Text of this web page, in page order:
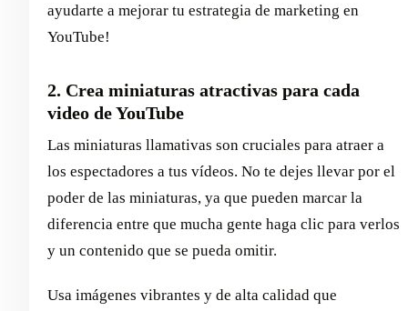
ayudarte a mejorar tu estrategia de marketing en
YouTube!
2. Crea miniaturas atractivas para cada
video de YouTube
Las miniaturas llamativas son cruciales para atraer a
los espectadores a tus vídeos. No te dejes llevar por el
poder de las miniaturas, ya que pueden marcar la
diferencia entre que mucha gente haga clic para verlos
y un contenido que se pueda omitir.
Usa imágenes vibrantes y de alta calidad que